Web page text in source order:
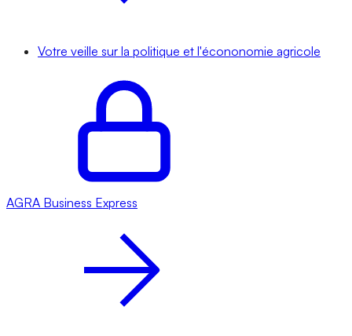
Votre veille sur la politique et l'écononomie agricole
AGRA Business Express